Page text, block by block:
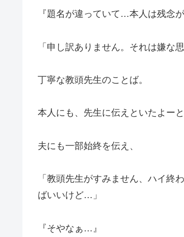
『題名が違っていて…本人は残念
「申し訳ありません。それは嫌な
丁寧な教頭先生のことば。
本人にも、先生に伝えといたよー
夫にも一部始終を伝え、
「教頭先生がすみません、ハイ
ばいいけど…」
『そやなぁ…』